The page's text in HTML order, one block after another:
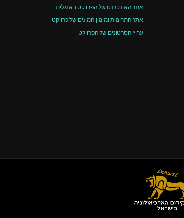
אתר האינטרנט של הפרויקט באנגלית
אתר התרומות ומימון המונים של פרויקט
ערוץ הסרטונים של הפרויקט